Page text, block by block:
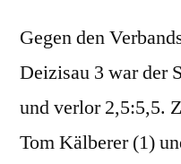
Gegen den
Deizisau 3 war der
und verlor 2,5:5,5.
Tom Kälberer (1)